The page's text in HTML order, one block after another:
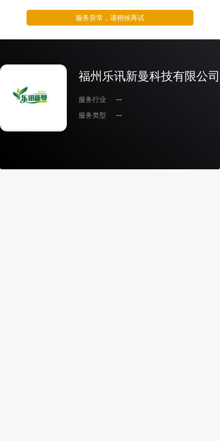
福州乐讯新曼科技有限公司
服务行业
--
服务类型
--
服务异常，请稍候再试